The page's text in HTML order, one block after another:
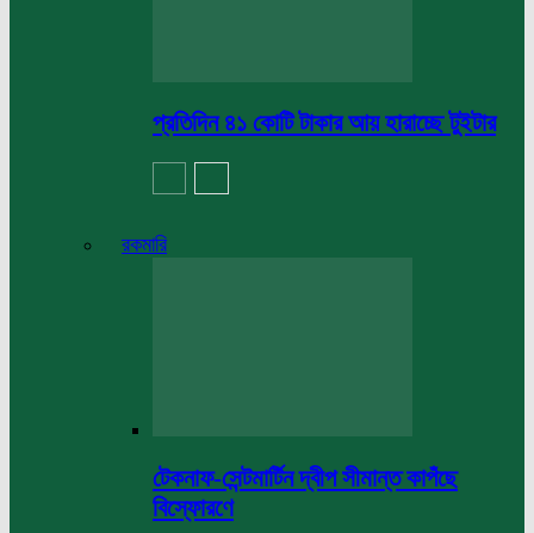
প্রতিদিন ৪১ কোটি টাকার আয় হারাচ্ছে টুইটার
রকমারি
টেকনাফ-সেন্টমার্টিন দ্বীপ সীমান্ত কাপঁছে
বিস্ফোরণে